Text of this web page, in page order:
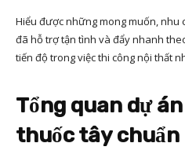
Hiểu được những mong muốn, nhu
đã hỗ trợ tận tình và đẩy nhanh
tiến độ trong việc thi công nội thất
Tổng quan dự
thuốc tây chuẩn